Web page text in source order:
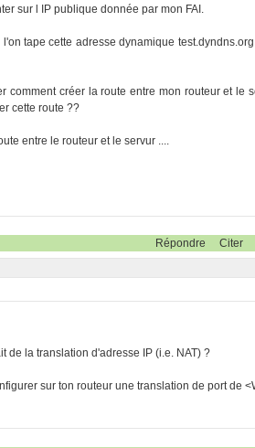
sur l IP publique donnée par mon FAI.
tape cette adresse dynamique
comment créer la route entre mon routeur et le
cette route ??
entre le routeur et le servur ....
Répondre Citer
de la translation d'adresse IP (i.e. NAT) ?
sur ton routeur une translation de port de